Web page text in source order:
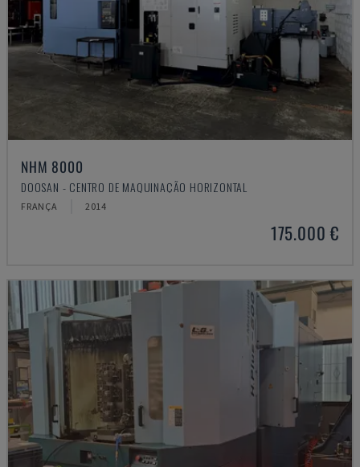
NHM 8000
DOOSAN - CENTRO DE MAQUINAÇÃO HORIZONTAL
FRANÇA 2014
175.000 €